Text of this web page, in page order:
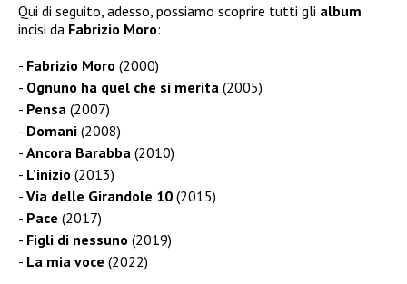
Qui di seguito, adesso, possiamo scoprire tutti gli album
incisi da Fabrizio Moro:
Fabrizio Moro (2000)
Ognuno ha quel che si merita (2005)
Pensa (2007)
Domani (2008)
Ancora Barabba (2010)
L’inizio (2013)
Via delle Girandole 10 (2015)
Pace (2017)
Figli di nessuno (2019)
La mia voce (2022)